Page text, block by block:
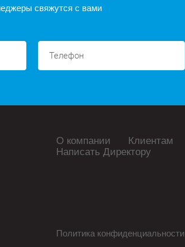
свяжутся с вами
О компании Клиентам
Написать Директору
Политика конфиденциальности